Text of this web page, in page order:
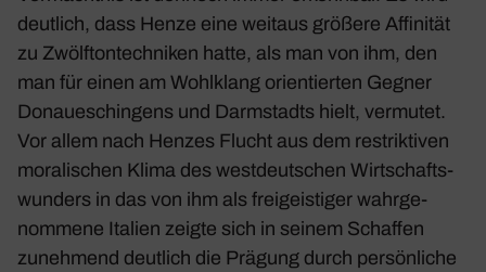
deut­lich, dass Henze eine weitaus größere Affi­nität
zu Zwölf­ton­tech­niken hatte, als man von ihm, den
man für einen am Wohl­klang orien­tierten Gegner
Donau­eschin­gens und Darm­stadts hielt, vermutet.
Vor allem nach Henzes Flucht aus dem restrik­tiven
mora­li­schen Klima des west­deut­schen Wirt­schafts­
wun­ders in das von ihm als frei­geis­tiger wahr­ge­
nom­mene Italien zeigte sich in seinem Schaffen
zuneh­mend deut­lich die Prägung durch persön­liche